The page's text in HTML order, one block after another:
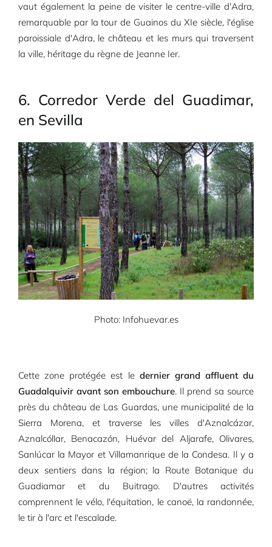
vaut également la peine de visiter le centre-ville d'Adra,
remarquable par la tour de Guainos du XIe siècle, l'église
paroissiale d'Adra, le château et les murs qui traversent
la ville, héritage du règne de Jeanne Ier.
6. Corredor Verde del Guadimar,
en Sevilla
Photo: Infohuevar.es
Cette zone protégée est le dernier grand affluent du
Guadalquivir avant son embouchure. Il prend sa source
près du château de Las Guardas, une municipalité de la
Sierra Morena, et traverse les villes d'Aznalcázar,
Aznalcóllar, Benacazón, Huévar del Aljarafe, Olivares,
Sanlúcar la Mayor et Villamanrique de la Condesa. Il y a
deux sentiers dans la région; la Route Botanique du
Guadiamar et du Buitrago. D'autres activités
comprennent le vélo, l'équitation, le canoë, la randonnée,
le tir à l'arc et l'escalade.